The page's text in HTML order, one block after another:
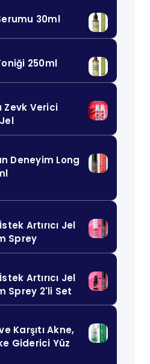
30ml
250ml
Zevk Verici
Deneyim Long
Artırıcı Jel
Sprey
Artırıcı Jel
Sprey 2'li Set
Karşıtı Akne,
Giderici Yüz